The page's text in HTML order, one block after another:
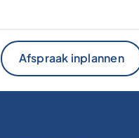
Afspraak inplannen